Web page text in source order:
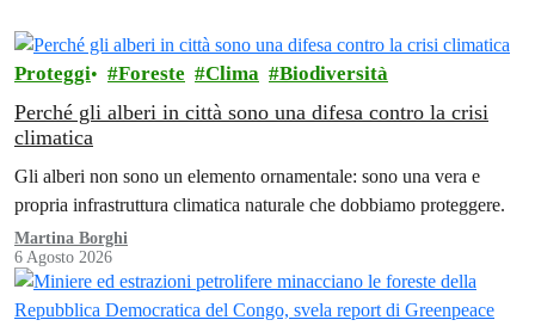
Proteggi Foreste Clima Biodiversità
Perché gli alberi in città sono una difesa contro la crisi
climatica
Gli alberi non sono un elemento ornamentale: sono una vera e
propria infrastruttura climatica naturale che dobbiamo proteggere.
Martina Borghi
6 Agosto 2026